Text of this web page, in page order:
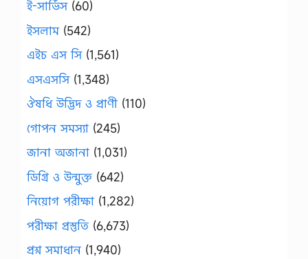
ই-সার্ভিস(60)
ইসলাম(542)
এইচ এস সি(1,561)
এসএসসি(1,348)
ঔষধি উদ্ভিদ ও প্রাণী (110)
গোপন সমস্যা (245)
জানা অজানা (1,031)
ডিগ্রি ও উন্মুক্ত (642)
নিয়োগ পরীক্ষা (1,282)
পরীক্ষা প্রস্তুতি (6,673)
প্রশ্ন সমাধান (1,940)